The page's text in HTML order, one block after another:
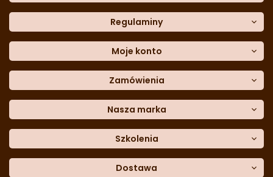
Dane kontaktowe
Często zadawane pytania
Sklep stacjonarny
Formularz kontaktowy
Blog
telefon:601 767 272
Regulaminy
Polityka prywatności
Polityka cookies
Polityka reklamacji
Polityka zwrotów
Dostępność cyfrowa
Moje konto
Moje dane
Historia zamówień
Lista ulubionych
Moje rabaty
Zamówienia
Metody płatności
Dane do przelewu
Formularzreklamacji
Formularzzwrotu
Nasza marka
Trio Gelato
CDN
Szkolenia
Academy of Baker Arts
Dostawa